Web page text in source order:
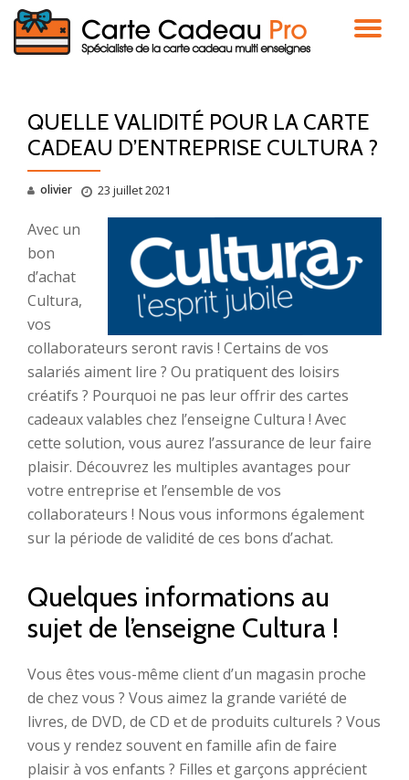
Aller
QUELLE VALIDITÉ POUR LA CARTE
CADEAU D’ENTREPRISE CULTURA ?
olivier 23 juillet 2021
Avec un
bon
d’achat
Cultura,
vos
collaborateurs seront ravis ! Certains de vos
salariés aiment lire ? Ou pratiquent des loisirs
créatifs ? Pourquoi ne pas leur offrir des cartes
cadeaux valables chez l’enseigne Cultura ! Avec
cette solution, vous aurez l’assurance de leur faire
plaisir. Découvrez les multiples avantages pour
votre entreprise et l’ensemble de vos
collaborateurs ! Nous vous informons également
sur la période de validité de ces bons d’achat.
Quelques informations au
sujet de l’enseigne Cultura !
Vous êtes vous-même client d’un magasin proche
de chez vous ? Vous aimez la grande variété de
livres, de DVD, de CD et de produits culturels ? Vous
vous y rendez souvent en famille afin de faire
plaisir à vos enfants ? Filles et garçons apprécient